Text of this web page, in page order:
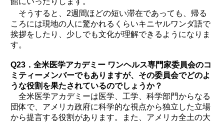
そうすると、2週間ほどの短い滞在であっても、帰る
ころには現地の人に驚かれるくらいキニヤルワンダ語で
挨拶をしたり、少しでも文化が理解できるようになりま
す。
Q23．全米医学アカデミー ワンヘルス専門家委員会のコ
ミティーメンバーでもありますが、その委員会でどのよ
うな役割を果たされているのでしょうか？
全米医学アカデミーは医学、工学、科学部門からなる
団体で、アメリカ政府に科学的な視点から独立した立場
から提言する役割があります。また、アメリカ全土の大